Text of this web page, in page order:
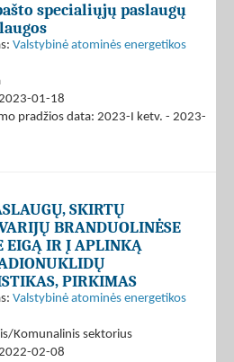
specialiųjų paslaugų
Valstybinė atominės energetikos
01-18
pradžios data: 2023-I ketv. - 2023-
SKIRTŲ
BRANDUOLINĖSE
EIGĄ IR Į APLINKĄ
PIRKIMAS
Valstybinė atominės energetikos
Komunalinis sektorius
02-08